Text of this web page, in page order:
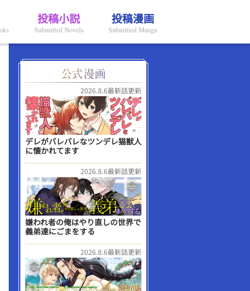
投稿小説
Submitted Novels
投稿漫画
Submitted Manga
2026.8.6最新話更新
デレがバレバレなツンデレ猫獣人
に懐かれてます
2026.8.6最新話更新
嫌われ者の俺はやり直しの世界で
義弟達にごまをする
2026.8.6最新話更新